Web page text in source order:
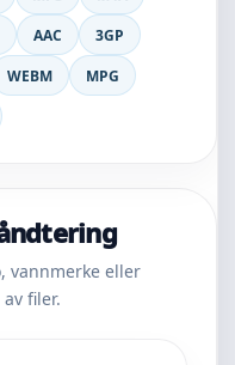
AAC
3GP
WEBM
MPG
vannmerke eller
filer.